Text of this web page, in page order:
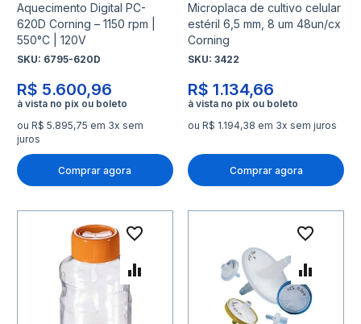
Aquecimento Digital PC-
620D Corning – 1150 rpm |
550°C | 120V
SKU: 6795-620D
R$ 5.600,96
ou R$ 5.895,75 em 3x sem
juros
Comprar agora
Microplaca de cultivo celular
estéril 6,5 mm, 8 um 48un/cx
Corning
SKU:3422
R$ 1.134,66
ou R$ 1.194,38 em 3x sem juros
Comprar agora
Adicionar à lista de
Adicionar para Comparar